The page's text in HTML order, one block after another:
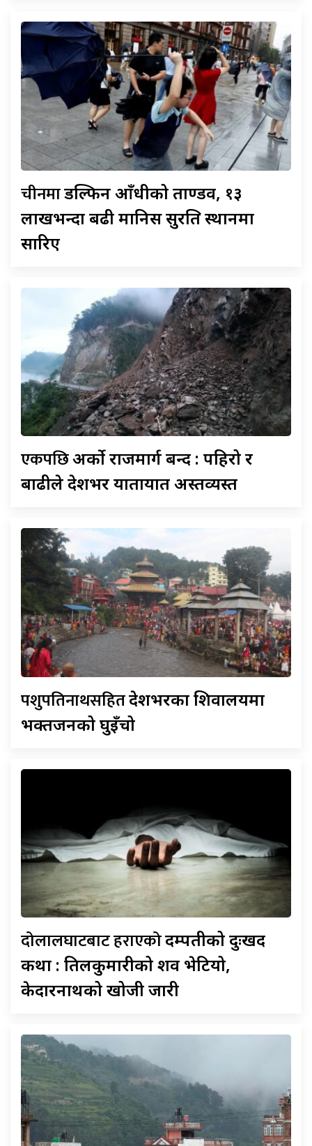
चीनमाडल्फिन आँधीको ताण्डव, १३
लाखभन्दा बढी मानिस सुरक्षित स्थानमा
सारिए
एकपछिअर्को राजमार्ग बन्द : पहिरो र
बाढीले देशभर यातायात अस्तव्यस्त
पशुपतिनाथसहितदेशभरका शिवालयमा
भक्तजनको घुइँचो
दोलालघाटबाट हराएकोदम्पतीको दुःखद
कथा : तिलकुमारीको शव भेटियो,
केदारनाथको खोजी जारी